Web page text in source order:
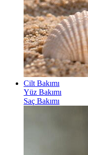
Cilt Bakımı
Yüz Bakımı
Saç Bakımı